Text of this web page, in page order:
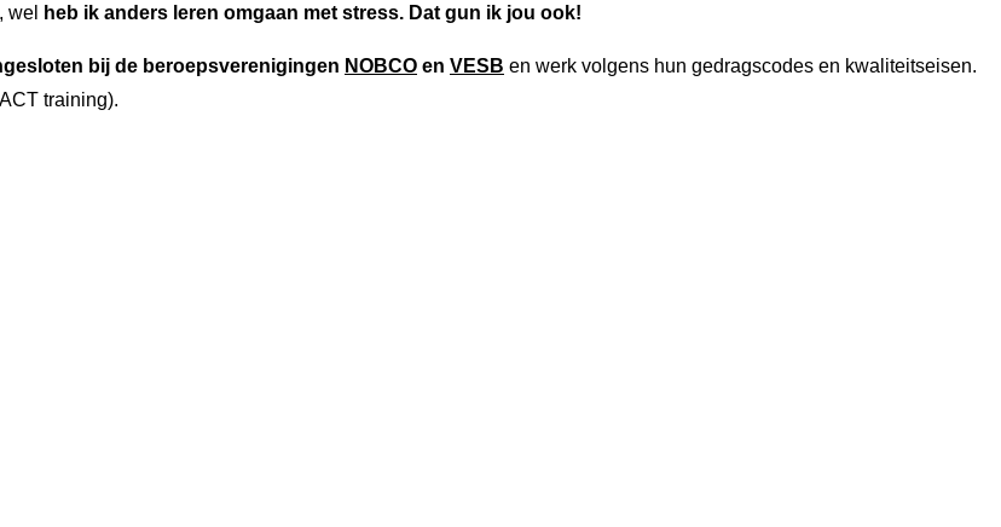
wel heb ik anders leren omgaan met stress. Dat gun ik jou ook!
bij de beroepsverenigingen NOBCO en VESB en werk volgens hun gedragscodes en kwaliteitseisen.
training).